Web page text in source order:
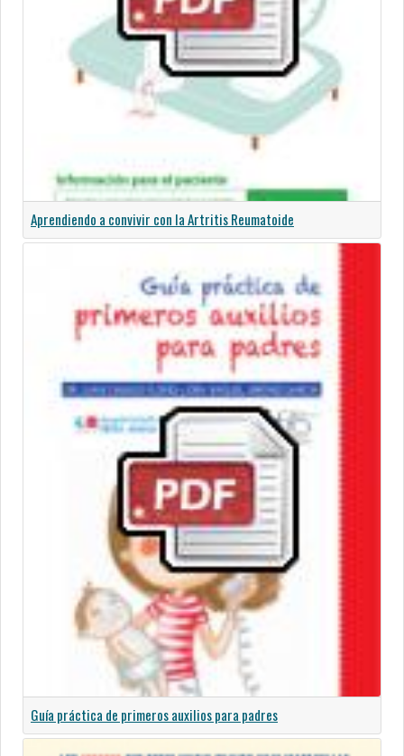
Aprendiendo a convivir con la Artritis Reumatoide
Guía práctica de primeros auxilios para padres